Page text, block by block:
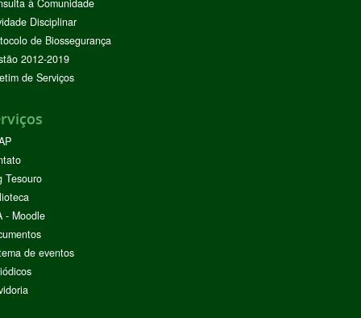
à Comunidade
Disciplinar
de Biossegurança
2012-2019
de Serviços
Tesouro
- Moodle
de eventos